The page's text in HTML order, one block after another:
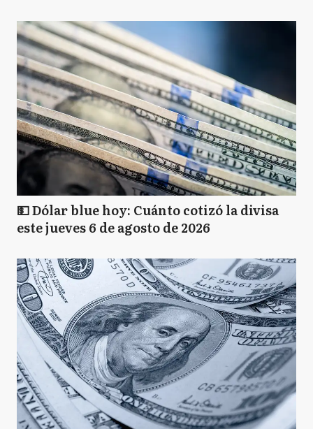
💵 Dólar blue hoy: Cuánto cotizó la divisa
este jueves 6 de agosto de 2026